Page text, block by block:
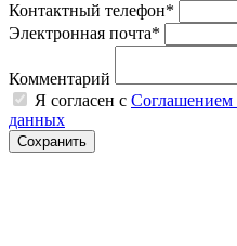
Контактный телефон*
Электронная почта*
Комментарий
Я согласен с Соглашением
данных